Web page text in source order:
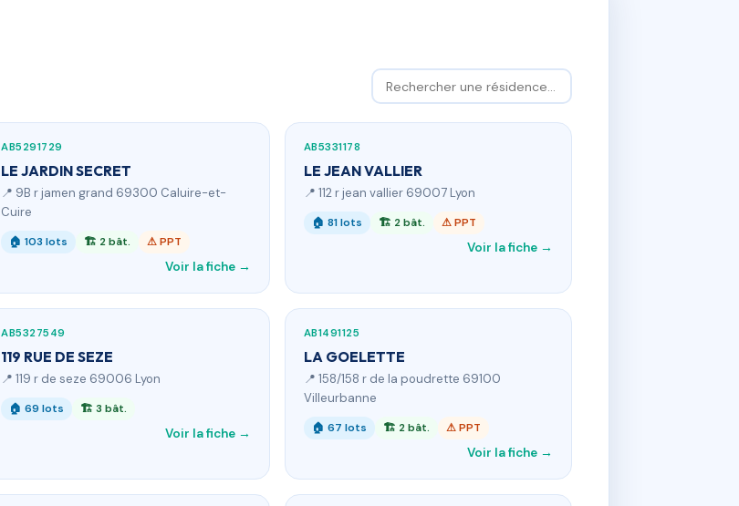
AB5291729
LE JARDIN SECRET
📍 9B r jamen grand 69300 Caluire-et-
Cuire
🏠 103 lots 🏗 2 bât. ⚠ PPT
Voir la fiche →
AB5331178
LE JEAN VALLIER
📍 112 r jean vallier 69007 Lyon
🏠 81 lots 🏗 2 bât. ⚠ PPT
Voir la fiche →
AB5327549
119 RUE DE SEZE
📍 119 r de seze 69006 Lyon
🏠 69 lots 🏗 3 bât.
Voir la fiche →
AB1491125
LA GOELETTE
📍 158/158 r de la poudrette 69100
Villeurbanne
🏠 67 lots 🏗 2 bât. ⚠ PPT
Voir la fiche →